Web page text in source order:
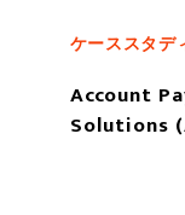
ケーススタデ
Account
Solutions